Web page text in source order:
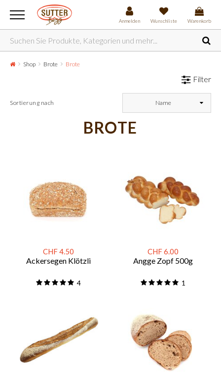
Anmelden Wunschliste Warenkorb
Shop Brote Brote
Filter
Sortierung nach Name
BROTE
CHF 4.50
Ackersegen Klötzli
4
CHF 6.00
Angge Zopf 500g
1